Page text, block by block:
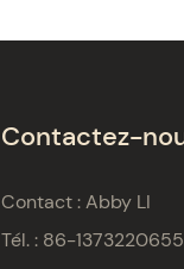
Contactez-
Contact : Abby LI
Tél. : 86-